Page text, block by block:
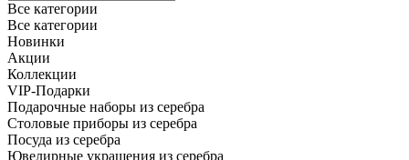
Все категории
Все категории
Новинки
Акции
Коллекции
VIP-Подарки
Подарочные наборы из серебра
Столовые приборы из серебра
Посуда из серебра
Ювелирные украшения из серебра